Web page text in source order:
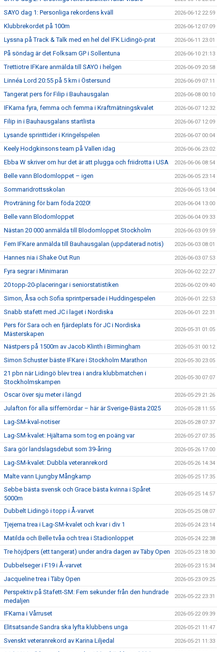
SAYO dag 1: Personliga rekordens kväll 2026-06-12 22:59
Klubbrekordet på 100m 2026-06-12 07:09
Lyssna på Track & Talk med en hel del IFK Lidingö-prat 2026-06-11 23:01
På söndag är det Folksam GP i Sollentuna 2026-06-10 21:13
Trettiotre IFKare anmälda till SAYO i helgen 2026-06-09 20:58
Linnéa Lord 20:55 på 5 km i Östersund 2026-06-09 07:11
Tangerat pers för Filip i Bauhausgalan 2026-06-08 00:10
IFKarna fyra, femma och femma i Kraftmätningskvalet 2026-06-07 12:32
Filip in i Bauhausgalans startlista 2026-06-07 12:09
Lysande sprinttider i Kringelspelen 2026-06-07 00:04
Keely Hodgkinsons team på Vallen idag 2026-06-06 23:02
Ebba W skriver om hur det är att plugga och friidrotta i USA 2026-06-06 08:54
Belle vann Blodomloppet – igen 2026-06-05 23:14
Sommaridrottsskolan 2026-06-05 13:04
Provträning för barn föda 2020! 2026-06-04 13:00
Belle vann Blodomloppet 2026-06-04 09:33
Nästan 20 000 anmälda till Blodomloppet Stockholm 2026-06-03 09:59
Fem IFKare anmälda till Bauhausgalan (uppdaterad notis) 2026-06-03 08:01
Hannes nia i Shake Out Run 2026-06-03 07:53
Fyra segrar i Minimaran 2026-06-02 22:27
20 topp-20-placeringar i seniorstatistiken 2026-06-02 09:40
Simon, Åsa och Sofia sprintpersade i Huddingespelen 2026-06-01 22:53
Snabb stafett med JC i laget i Nordiska 2026-06-01 22:31
Pers för Sara och en fjärdeplats för JC i Nordiska
Mästerskapen
2026-05-31 01:05
Nästpers på 1500m av Jacob Klinth i Birmingham 2026-05-31 00:12
Simon Schuster bäste IFKare i Stockholm Marathon 2026-05-30 23:05
21 pbn när Lidingö blev trea i andra klubbmatchen i
Stockholmskampen
2026-05-30 07:07
Oscar över sju meter i längd 2026-05-29 21:26
Julafton för alla siffernördar – här är Sverige-Bästa 2025 2026-05-28 11:55
Lag-SM-kval-notiser 2026-05-28 07:37
Lag-SM-kvalet: Hjältarna som tog en poäng var 2026-05-27 07:35
Sara gör landslagsdebut som 39-åring 2026-05-26 17:00
Lag-SM-kvalet: Dubbla veteranrekord 2026-05-26 14:34
Malte vann Ljungby Mångkamp 2026-05-25 17:35
Sebbe bästa svensk och Grace bästa kvinna i Spåret
5000m
2026-05-25 14:57
Dubbelt Lidingö i topp i Å-varvet 2026-05-25 08:07
Tjejerna trea i Lag-SM-kvalet och kvar i div 1 2026-05-24 23:14
Matilda och Belle tvåa och trea i Stadionloppet 2026-05-24 22:38
Tre höjdpers (ett tangerat) under andra dagen av Täby Open 2026-05-23 18:30
Dubbelseger i F19 i Å-varvet 2026-05-23 15:34
Jacqueline trea i Täby Open 2026-05-23 09:25
Perspektiv på Stafett-SM: Fem sekunder från den hundrade
medaljen
2026-05-22 23:31
IFKarna i Vårruset 2026-05-22 09:39
Elitsatsande Sandra ska lyfta klubbens unga 2026-05-21 11:47
Svenskt veteranrekord av Karina Liljedal 2026-05-21 11:33